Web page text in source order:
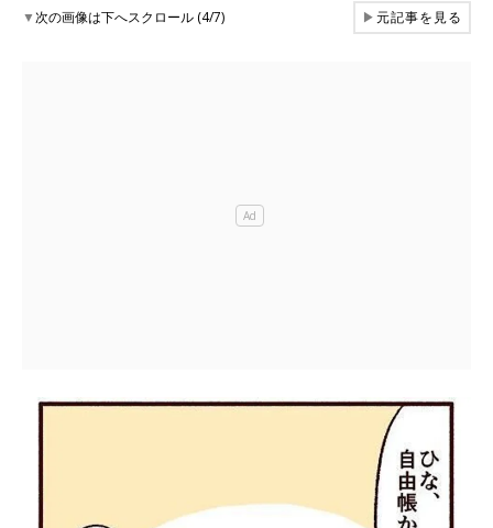
▼次の画像は下へスクロール (4/7) ▶元記事を見る